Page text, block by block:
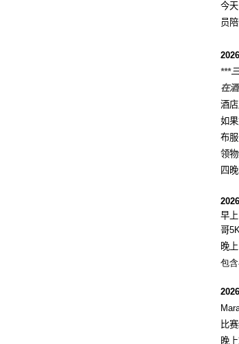
今
员
***
在
酒
如
布服
领
四
早
哥
晚
包
比
晚